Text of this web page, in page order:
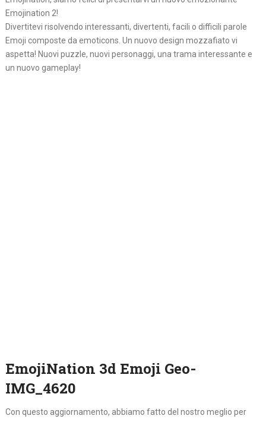
Emojination 2!
Divertitevi risolvendo interessanti, divertenti, facili o difficili parole
Emoji composte da emoticons. Un nuovo design mozzafiato vi
aspetta! Nuovi puzzle, nuovi personaggi, una trama interessante e
un nuovo gameplay!
EmojiNation 3d Emoji Geo-
IMG_4620
Con questo aggiornamento, abbiamo fatto del nostro meglio per